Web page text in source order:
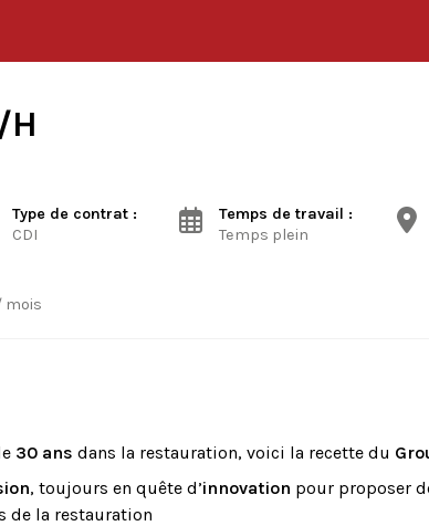
H
Type de contrat :
CDI
Temps de travail :
Temps plein
mois
30 ans dans la restauration, voici la recette du
, toujours en quête d’innovation pour proposer
de la restauration